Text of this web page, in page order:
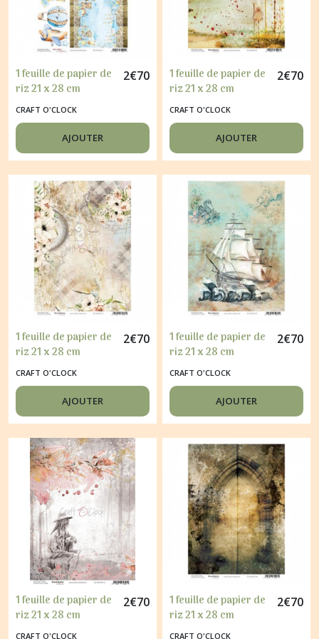
1 feuille de papier de
riz 21 x 28 cm
découpage collage
CRAFT O'CLOCK
HELLO LITTLE BOY 10
2€70
CRAFT O'CLOCK
AJOUTER
1 feuille de papier de
riz 21 x 28 cm
découpage collage
CRAFT O'CLOCK
SILVER HEART
WARRIOR
2€70
CRAFT O'CLOCK
AJOUTER
1 feuille de papier de
riz 21 x 28 cm
découpage collage
CRAFT O'CLOCK
BLOOMING RETREAT
15
2€70
CRAFT O'CLOCK
AJOUTER
1 feuille de papier de
riz 21 x 28 cm
découpage collage
CRAFT O'CLOCK
OCEAN DEEP 19
2€70
CRAFT O'CLOCK
AJOUTER
1 feuille de papier de
riz 21 x 28 cm
découpage collage
2€70
CRAFT O'CLOCK
1 feuille de papier de
riz 21 x 28 cm
découpage collage
2€70
CRAFT O'CLOCK